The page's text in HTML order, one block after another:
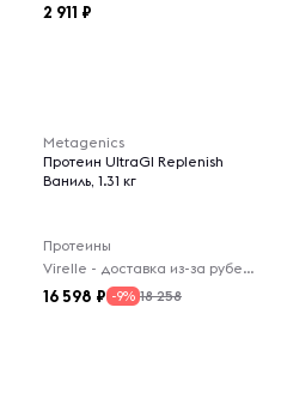
2 911
Metagenics
Протеин UltraGI Replenish
Ваниль, 1.31 кг
Протеины
Virelle - доставка из-за рубежа
16 598 -9% 18 258